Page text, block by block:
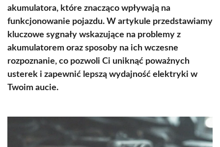
akumulatora, które znacząco wpływają na
funkcjonowanie pojazdu. W artykule przedstawiamy
kluczowe sygnały wskazujące na problemy z
akumulatorem oraz sposoby na ich wczesne
rozpoznanie, co pozwoli Ci uniknąć poważnych
usterek i zapewnić lepszą wydajność elektryki w
Twoim aucie.